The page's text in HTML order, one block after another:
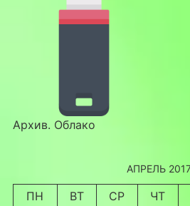
Архив. Облако
АПРЕЛЬ
ПН ВТ СР ЧТ